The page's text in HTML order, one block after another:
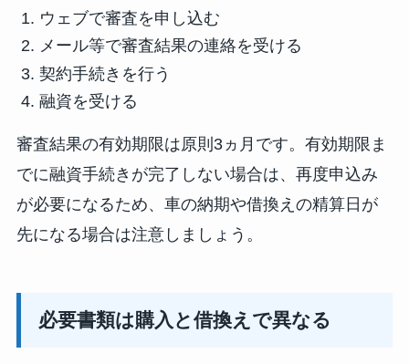
ウェブで審査を申し込む
メール等で審査結果の連絡を受ける
契約手続きを行う
融資を受ける
審査結果の有効期限は原則3ヵ月です。有効期限ま
でに融資手続きが完了しない場合は、再度申込み
が必要になるため、車の納期や借換えの精算日が
先になる場合は注意しましょう。
必要書類は購入と借換えで異なる